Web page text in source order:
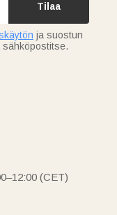
Tilaa
ja suostun
sähköpostitse.
(CET)